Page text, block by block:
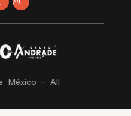
México – All